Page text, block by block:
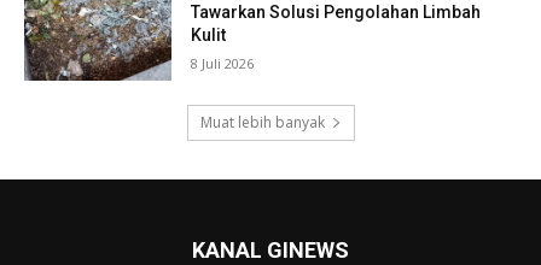
Tawarkan Solusi Pengolahan Limbah
Kulit
8 Juli 2026
Muat lebih banyak
KANAL GINEWS